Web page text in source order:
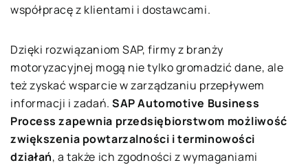
współpracę z klientami i dostawcami.
Dzięki rozwiązaniom SAP, firmy z branży
motoryzacyjnej mogą nie tylko gromadzić dane, ale
też zyskać wsparcie w zarządzaniu przepływem
informacji i zadań.SAP Automotive Business
Process zapewnia przedsiębiorstwom możliwość
zwiększenia powtarzalności i terminowości
działań, a także ich zgodności z wymaganiami